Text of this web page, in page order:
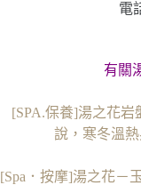
電
有關
[SPA.保養]湯之花
說，寒冬溫
[Spa．按摩]湯之花－